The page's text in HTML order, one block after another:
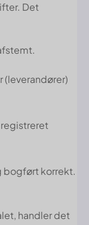
Det
(leverandører)
bogført korrekt.
handler det